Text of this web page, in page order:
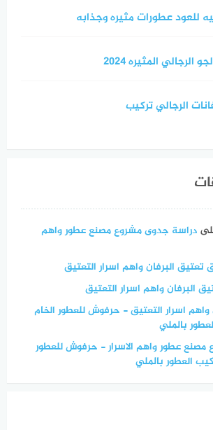
للعود عطورات مثيره وجذابه
المثيره 2024
الرجالي تركيب
دراسة جدوى مشروع مصنع عطور واهم
تعتيق البرفان واهم اسرار التعتيق
البرفان واهم اسرار التعتيق
اسرار التعتيق - حرفوش للعطور الخام
بالملي
عطور واهم الاسرار - حرفوش للعطور
العطور بالملي